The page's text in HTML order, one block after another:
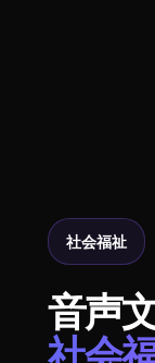
社会福祉
音声